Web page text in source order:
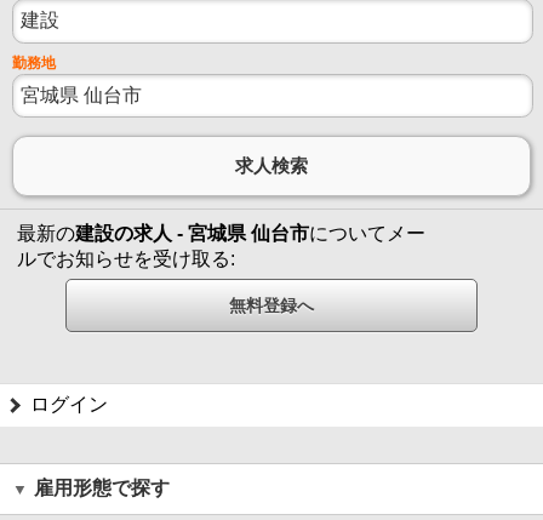
勤務地
最新の建設の求人 - 宮城県 仙台市についてメー
ルでお知らせを受け取る:
ログイン
雇用形態で探す